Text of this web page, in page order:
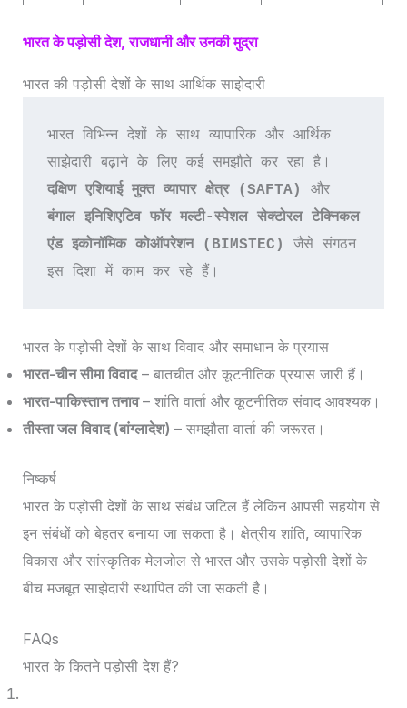
भारत के पड़ोसी देश, राजधानी और उनकी मुद्रा
भारत की पड़ोसी देशों के साथ आर्थिक साझेदारी
भारत विभिन्न देशों के साथ व्यापारिक और आर्थिक
दक्षिण एशियाई मुक्त व्यापार क्षेत्र (SAFTA)
और
बंगाल इनिशिएटिव फॉर मल्टी-स्पेशल सेक्टोरल टेक्निकल
एंड इकोनॉमिक कोऑपरेशन (BIMSTEC) जैसे संगठन
इस दिशा में काम कर रहे हैं।
भारत के पड़ोसी देशों के साथ विवाद और समाधान के प्रयास
भारत-चीन सीमा विवाद– बातचीत और कूटनीतिक प्रयास जारी हैं।
भारत-पाकिस्तान तनाव– शांति वार्ता और कूटनीतिक संवाद आवश्यक।
तीस्ता जल विवाद (बांग्लादेश)– समझौता वार्ता की जरूरत।
निष्कर्ष
भारत के पड़ोसी देशों के साथ संबंध जटिल हैं लेकिन आपसी सहयोग से
इन संबंधों को बेहतर बनाया जा सकता है। क्षेत्रीय शांति, व्यापारिक
विकास और सांस्कृतिक मेलजोल से भारत और उसके पड़ोसी देशों के
बीच मजबूत साझेदारी स्थापित की जा सकती है।
FAQs
भारत के कितने पड़ोसी देश हैं?